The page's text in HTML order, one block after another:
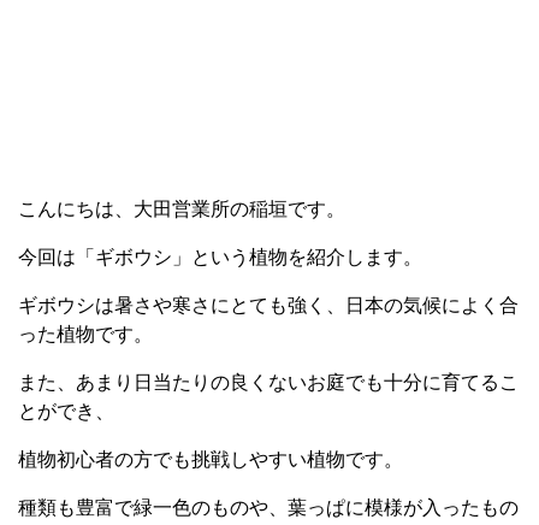
こんにちは、大田営業所の稲垣です。
今回は「ギボウシ」という植物を紹介します。
ギボウシは暑さや寒さにとても強く、日本の気候によく合
った植物です。
また、あまり日当たりの良くないお庭でも十分に育てるこ
とができ、
植物初心者の方でも挑戦しやすい植物です。
種類も豊富で緑一色のものや、葉っぱに模様が入ったもの